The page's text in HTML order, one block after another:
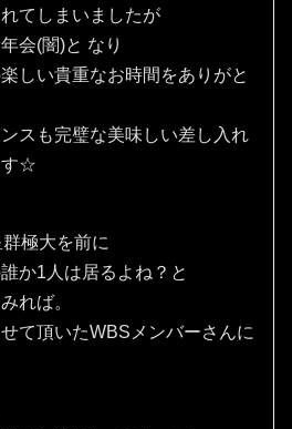
てしまいましたが
会(闇)と なり
しい貴重なお時間をありがと
スも完璧な美味しい差し入れ
す☆
極大を前に
か1人は居るよね？と
れば。
て頂いたWBSメンバーさんに